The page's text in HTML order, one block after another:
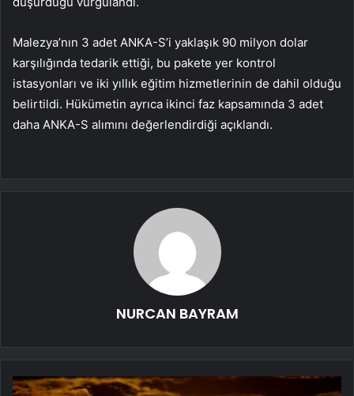
Malezya’nın 3 adet ANKA-S’i yaklaşık 90 milyon dolar
karşılığında tedarik ettiği, bu pakete yer kontrol
istasyonları ve iki yıllık eğitim hizmetlerinin de dahil olduğu
belirtildi. Hükümetin ayrıca ikinci faz kapsamında 3 adet
daha ANKA-S alımını değerlendirdiği açıklandı.
NURCAN BAYRAM